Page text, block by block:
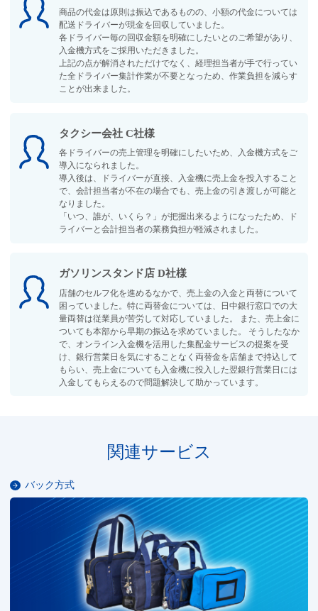
商品の代金は原則は振込であるものの、小額の代金については
配送ドライバーが現金を回収していました。
各ドライバー毎の回収金額を明確にしたいとのご希望があり、
入金機方式をご採用いただきました。
上記の点が解消されただけでなく、経理担当者が手で行ってい
た全ドライバー集計作業が不要となっため、作業負担を減らす
ことが出来ました。
タクシー会社 C社様
各ドライバーの売上管理を明確にしたいため、入金機方式をご
導入になられました。
導入後は、ドライバーが直接、入金機に売上金を投入すること
で、会計担当者が不在の場合でも、売上金の引き渡しが可能と
なりました。
「いつ、誰が、いくら？」が把握出来るようになったため、ド
ライバーと会計担当者の業務負担が軽減されました。
ガソリンスタンド店 D社様
店舗のセルフ化を進めるなかで、売上金の入金と両替について
困っていました。特に両替金については、日中銀行窓口での大
量両替は従業員が苦労して対応していました。 また、売上金に
ついても本部から早期の振込を求めていました。 そうしたなか
で、オンライン入金機を活用した集配金サービスの提案を受
け、銀行営業日を気にすることなく両替金を店舗まで持込して
もらい、売上金についても入金機に投入した翌銀行営業日には
入金してもらえるので問題解決して助かっています。
関連サービス
バック方式